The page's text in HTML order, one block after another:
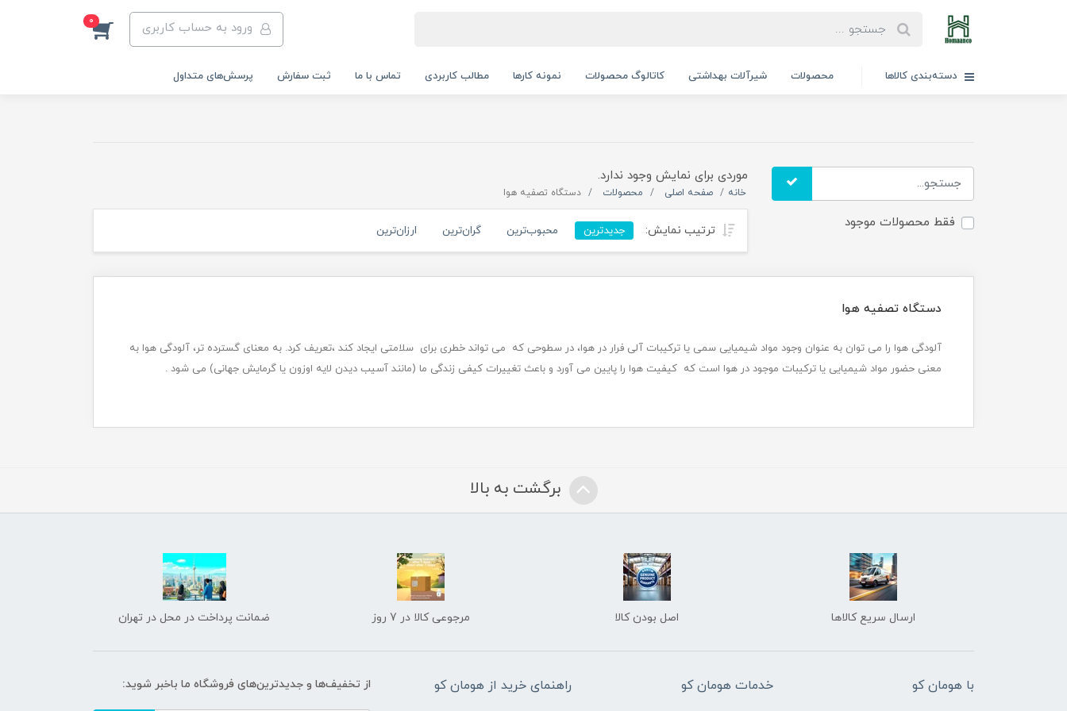
ورود به حساب کاربری 0
دسته‌بندی کالاها محصولات شیرآلات بهداشتی کاتالوگ محصولات نمونه کارها مطالب کاربردی تماس با ما ثبت سفارش پرسش‌های متداول
فقط محصولات موجود
موردی برای نمایش وجود ندارد.
خانه صفحه اصلی محصولات دستگاه تصفیه هوا
ترتیب نمایش: جدیدترین محبوب‌ترین گران‌ترین ارزان‌ترین
دستگاه تصفیه هوا
آلودگی هوا را می توان به عنوان وجود مواد شیمیایی سمی یا ترکیبات آلی فرار در هوا، در سطوحی که می تواند خطری برای سلامتی ایجاد کند ،تعریف کرد. به معنای گسترده تر، آلودگی هوا به
معنی حضور مواد شیمیایی یا ترکیبات موجود در هوا است که کیفیت هوا را پایین می آورد و باعث تغییرات کیفی زندگی ما (مانند آسیب دیدن لایه اوزون یا گرمایش جهانی) می شود .
برگشت به بالا
ارسال سریع کالاها اصل بودن کالا مرجوعی کالا در 7 روز ضمانت پرداخت در محل در تهران
با هومان کو خدمات هومان کو راهنمای خرید از هومان کو از تخفیف‌ها و جدیدترین‌های فروشگاه ما باخبر شوید: